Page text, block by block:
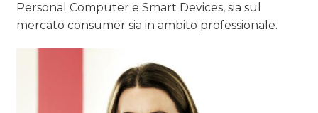
Personal Computer e Smart Devices, sia sul
mercato consumer sia in ambito professionale.